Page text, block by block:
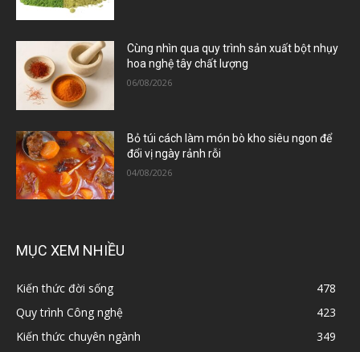
Cùng nhìn qua quy trình sản xuất bột nhụy
hoa nghệ tây chất lượng
06/08/2026
Bỏ túi cách làm món bò kho siêu ngon để
đổi vị ngày rảnh rỗi
04/08/2026
MỤC XEM NHIỀU
Kiến thức đời sống
478
Quy trình Công nghệ
423
Kiến thức chuyên ngành
349